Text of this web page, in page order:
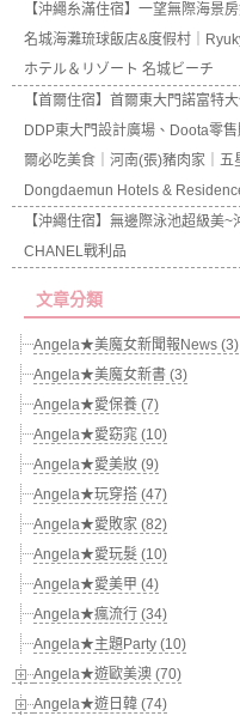
【沖繩糸滿住宿】一望無際海景
名城海灘琉球飯店&度假村｜
ホテル＆リゾート 名城ビーチ
【首爾住宿】首爾東大門諾富特
DDP東大門設計廣場、Doota零
爾必吃美食｜河南(張)豬肉家｜
Dongdaemun Hotels &
【沖繩住宿】無邊際泳池超級
CHANEL戰利品
文章分類
Angela★美魔女新聞報News (3)
Angela★美魔女新書 (3)
Angela★愛保養 (7)
Angela★愛窈窕 (10)
Angela★愛美妝 (9)
Angela★玩穿搭 (47)
Angela★愛敗家 (82)
Angela★愛玩髮 (10)
Angela★愛美甲 (4)
Angela★瘋流行 (34)
Angela★主題Party (10)
Angela★遊歐美澳 (70)
Angela★遊日韓 (74)